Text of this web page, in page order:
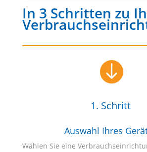
In 3 Schritten zu

1. Schritt
Auswahl Ihres
Wählen Sie eine